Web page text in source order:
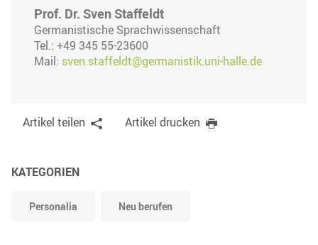
Prof. Dr. Sven Staffeldt
Germanistische Sprachwissenschaft
Tel.: +49 345 55-23600
Mail: sven.staffeldt@germanistik.uni-halle.de
Artikel teilen Artikel drucken
KATEGORIEN
Personalia Neu berufen